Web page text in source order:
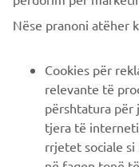
PIÙ YAMAHA
SUPPORTO
Nëse pranoni atëher
Cookies për
relevante të
përshtatura për
tjera të
rrjetet sociale si